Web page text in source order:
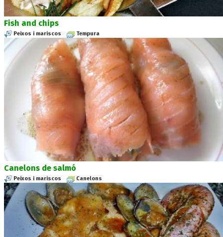
Fish and chips
Peixos i mariscos Tempura
Canelons de salmó
Peixos i mariscos Canelons